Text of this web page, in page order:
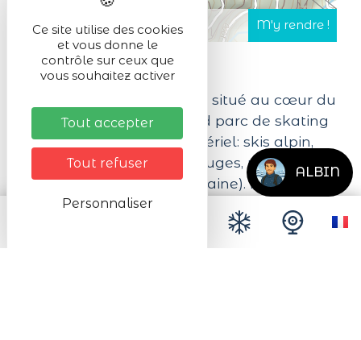
Spécialiste de ski de fond situé au cœur du
domaine nordique. Grand parc de skating
dès juniors. Location matériel: skis alpin,
snowboard, ski de fond, luges, raquettes.
(1/2 journée, journée, semaine). Fartage de
matériel.
Ouverture en fonction de l'ouverture de la
ALBIN
Ce site utilise des cookies
et vous donne le
contrôle sur ceux que
vous souhaitez activer
Tout accepter
Tout refuser
Personnaliser